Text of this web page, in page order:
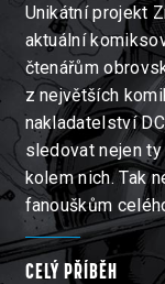
Unikátní projekt
aktuální
čtenářům
z největších
nakladatelství
sledovat nejen
kolem nich. Tak
fanouškům
CELÝ PŘÍBĚH